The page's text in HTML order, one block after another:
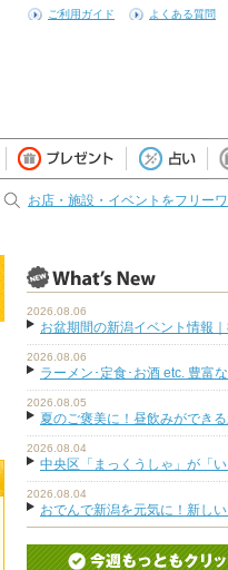
ご利用ガイド よくある質問
お店・施設・イベントをフリー
2026.08.06
お盆期間の新潟イベント情報
2026.08.06
ラーメン･定食･お酒 etc. 豊富
2026.08.05
夏のご褒美に！昼飲みができ
2026.08.04
中央区「まっくうしゃ」が「
2026.08.04
おでんで新潟を元気に！新し